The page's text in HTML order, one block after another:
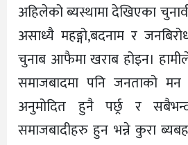
अहिलेको ब्यस्थामा देखिएका
असाध्यै महङ्गो,बदनाम र
चुनाब आफैमा खराब होइन।
समाजबादमा पनि जनताको
अनुमोदित हुनै पर्छ्र र
समाजबादीहरु हुन भन्ने कुरा